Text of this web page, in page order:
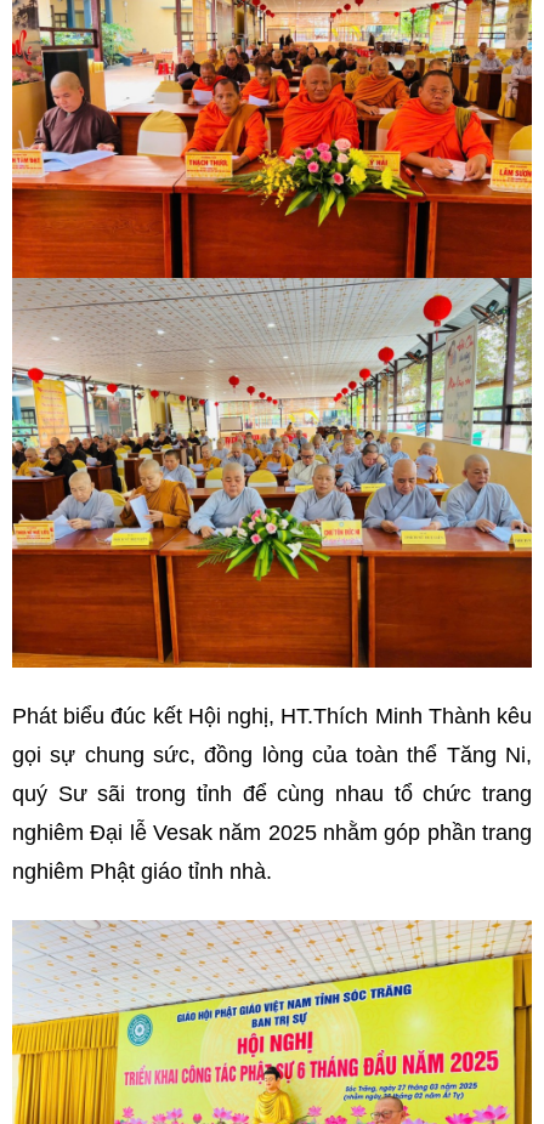
Phát biểu đúc kết Hội nghị, HT.Thích Minh Thành kêu
gọi sự chung sức, đồng lòng của toàn thể Tăng Ni,
quý Sư sãi trong tỉnh để cùng nhau tổ chức trang
nghiêm Đại lễ Vesak năm 2025 nhằm góp phần trang
nghiêm Phật giáo tỉnh nhà.